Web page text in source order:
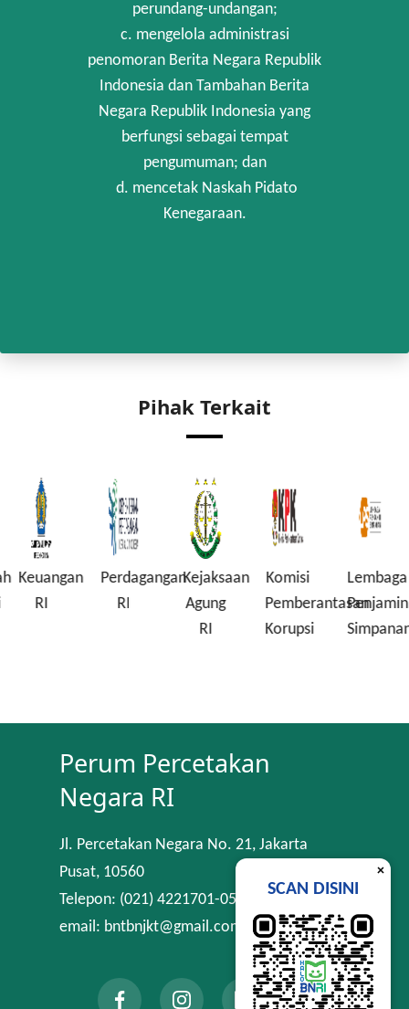
perundang-undangan;
c. mengelola administrasi
penomoran Berita Negara Republik
Indonesia dan Tambahan Berita
Negara Republik Indonesia yang
berfungsi sebagai tempat
pengumuman; dan
d. mencetak Naskah Pidato
Kenegaraan.
Pihak Terkait
Keuangan
RI
Perdagangan
RI
Kejaksaan
Agung
RI
Komisi
Pemberantasan
Korupsi
Lembaga
Penjamin
Perum Percetakan
Negara RI
Jl. Percetakan Negara No. 21, Jakarta
Pusat, 10560
Telepon: (021) 4221701-05
email: bntbnjkt@gmail.com
×
SCAN DISINI